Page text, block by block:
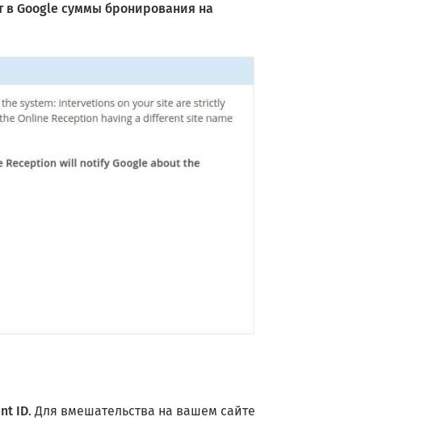
в Google суммы бронирования на
ID. Для вмешательства на вашем сайте